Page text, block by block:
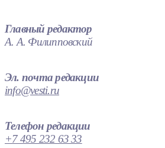
Главный редактор
А. А. Филипповский
Эл. почта редакции
info@vesti.ru
Телефон редакции
+7 495 232 63 33